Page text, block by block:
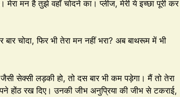
मन है तुझे वहाँ चोदने का। प्लीज, मेरी ये इच्छा पूरी कर
चोदा, फिर भी तेरा मन नहीं भरा? अब बाथरूम में भी
सेक्सी लड़की हो, तो दस बार भी कम पड़ेगा। मैं तो तेरा
होंठ रख दिए। उनकी जीभ अनुप्रिया की जीभ से टकराई,